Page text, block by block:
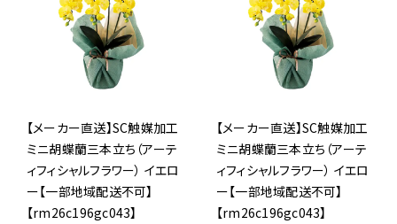
【メーカー直送】SC触媒加工
ミニ胡蝶蘭三本立ち（アーテ
ィフィシャルフラワー） イエロ
ー【一部地域配送不可】
【rm26c196gc043】
【メーカー直送】SC触媒加工
ミニ胡蝶蘭三本立ち（アーテ
ィフィシャルフラワー） イエロ
ー【一部地域配送不可】
【rm26c196gc043】